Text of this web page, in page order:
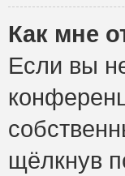
Как мне
Если вы
щёлкнув